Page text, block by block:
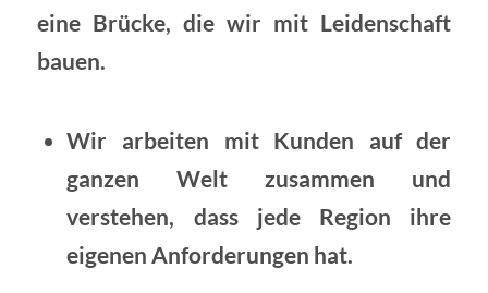
eine Brücke, die wir mit Leidenschaft
bauen.
Wir arbeiten mit Kunden auf der
ganzen Welt zusammen und
verstehen, dass jede Region ihre
eigenen Anforderungen hat.